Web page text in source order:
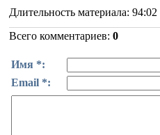
Длительность материала: 94:02
Всего комментариев: 0
Имя *:
Email *: